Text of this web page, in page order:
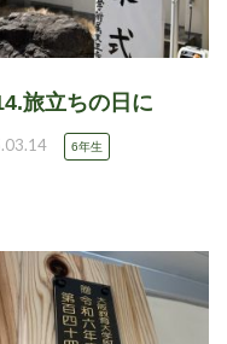
旅立ちの日に
6年生